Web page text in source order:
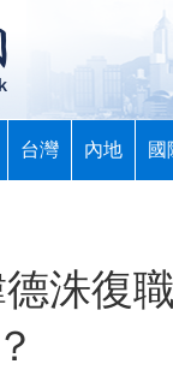
台灣 內地 國
洙復